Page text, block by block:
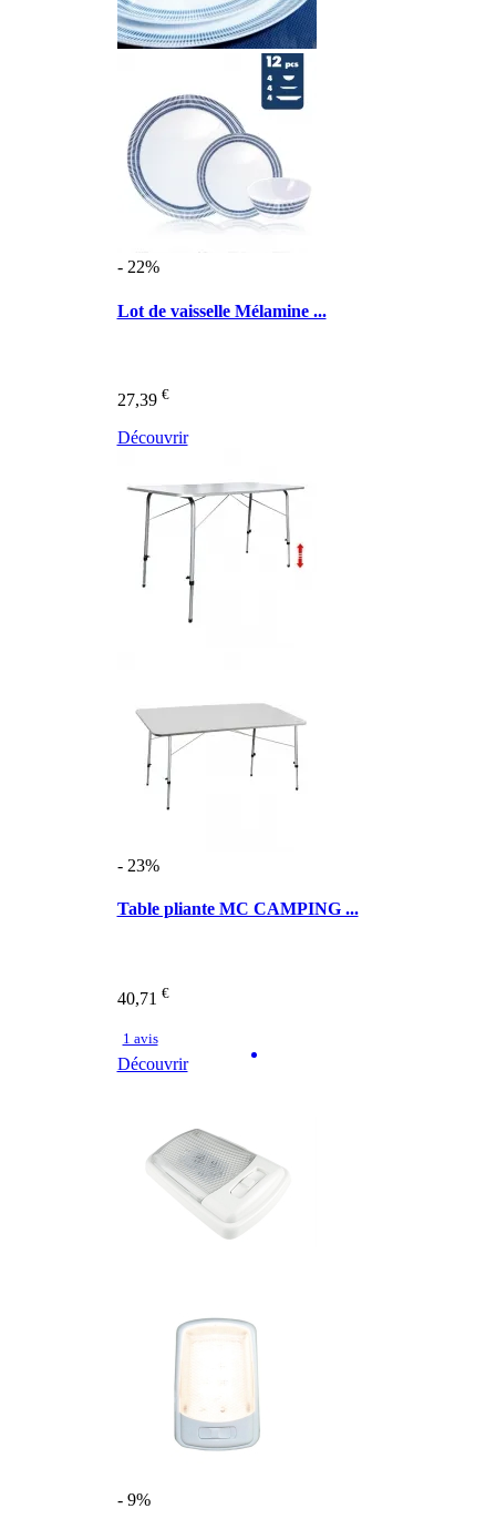
- 22%
Lot de vaisselle Mélamine ...
27,39 €
Découvrir
- 23%
Table pliante MC CAMPING ...
40,71 €
1 avis
Découvrir
- 9%